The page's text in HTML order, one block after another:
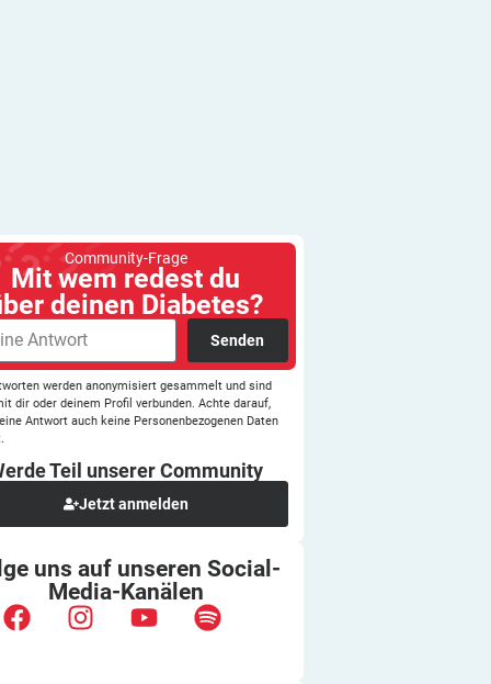
Community-Frage
Mit wem redest du
deinen Diabetes?
Senden
werden anonymisiert gesammelt und sind
dir oder deinem Profil verbunden. Achte darauf,
Antwort auch keine Personenbezogenen Daten
Teil unsererCommunity
Jetzt anmelden
uns auf unserenSocial-
Media-Kanälen